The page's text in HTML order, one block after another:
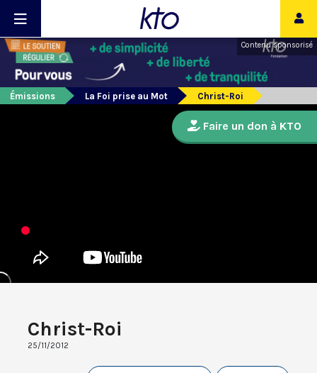
Contenu sponsorisé
Émissions La Foi prise au Mot Christ-Roi
Christ-Roi
25/11/2012
Faire un don à KTO